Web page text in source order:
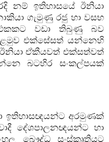
නම් ඉතිහාසයේ ඊනියා
ගැමුණු රජු හා වසභ
වඩා තිබුණු බව
එක්සේසත් යන්නෙහි
ඒකීයවත් එක්සත්වත්
බටහිර සංකල්පයක්
ඉතිහාසඥයන්ට අරමුණක්
දේශපාලනඥයන්ට හා
බෞද්ධ සංස්කෘතියට